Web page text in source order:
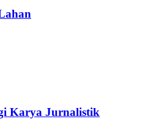
Karya Jurnalistik